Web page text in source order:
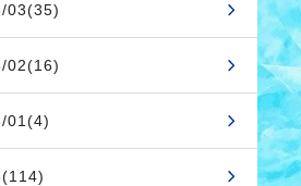
03(35)
02(16)
01(4)